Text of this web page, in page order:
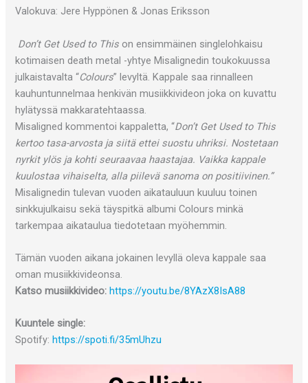
Valokuva: ​Jere Hyppönen & Jonas Eriksson
Don’t Get Used to This on ensimmäinen singlelohkaisu
kotimaisen death metal -yhtye Misalignedin toukokuussa
julkaistavalta “Colours” levyltä. Kappale saa rinnalleen
kauhuntunnelmaa henkivän musiikkivideon joka on kuvattu
hylätyssä makkaratehtaassa.
Misaligned kommentoi kappaletta, “Don’t Get Used to This
kertoo tasa-arvosta ja siitä ettei suostu uhriksi. Nostetaan
nyrkit ylös ja kohti seuraavaa haastajaa. Vaikka kappale
kuulostaa vihaiselta, alla piilevä sanoma on positiivinen.”
Misalignedin tulevan vuoden aikatauluun kuuluu toinen
sinkkujulkaisu sekä täyspitkä albumi Colours minkä
tarkempaa aikataulua tiedotetaan myöhemmin.
Tämän vuoden aikana jokainen levyllä oleva kappale saa
oman musiikkivideonsa.
Katso musiikkivideo: https://youtu.be/8YAzX8IsA88
Kuuntele single:
Spotify:https://spoti.fi/35mUhzu